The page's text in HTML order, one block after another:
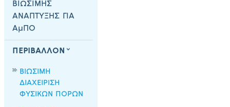
ΒΙΩΣΙΜΗΣ
ΑΝΑΠΤΥΞΗΣ ΓΙΑ
ΑμΠΟ
ΠΕΡΙΒΑΛΛΟΝ
ΒΙΩΣΙΜΗ
ΔΙΑΧΕΙΡΙΣΗ
ΦΥΣΙΚΩΝ ΠΟΡΩΝ